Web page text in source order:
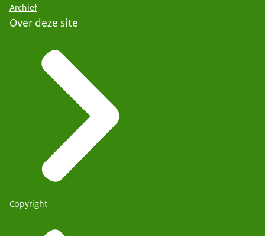
Archief
Over deze site
Copyright